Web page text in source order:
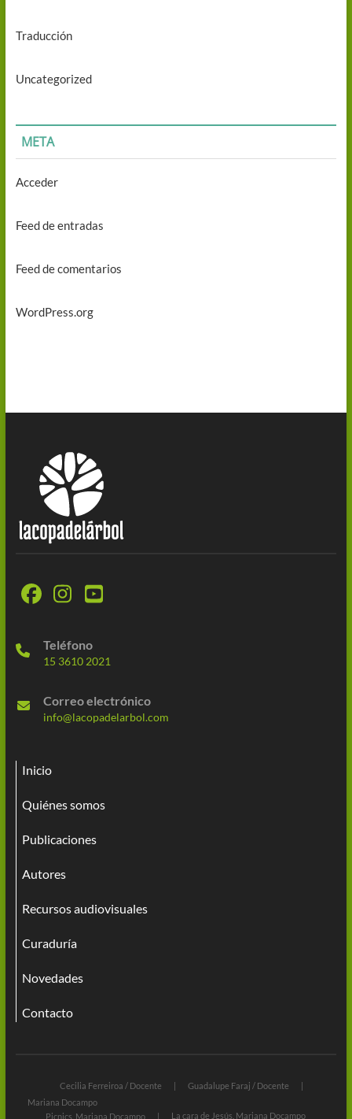
Traducción
Uncategorized
META
Acceder
Feed de entradas
Feed de comentarios
WordPress.org
Teléfono
15 3610 2021
Correo electrónico
info@lacopadelarbol.com
Inicio
Quiénes somos
Publicaciones
Autores
Recursos audiovisuales
Curaduría
Novedades
Contacto
Cecilia Ferreiroa / Docente
Guadalupe Faraj / Docente
Mariana Docampo
Picnics. Mariana Docampo
La cara de Jesús. Mariana Docampo